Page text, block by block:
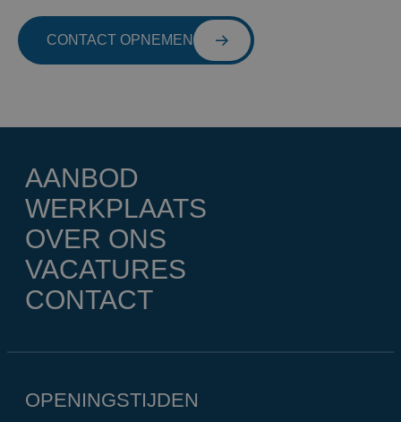
CONTACT OPNEMEN
AANBOD
WERKPLAATS
OVER ONS
VACATURES
CONTACT
OPENINGSTIJDEN